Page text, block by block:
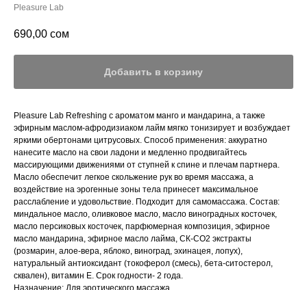
Pleasure Lab
690,00 сом
Добавить в корзину
Pleasure Lab Refreshing с ароматом манго и мандарина, а также
эфирным маслом-афродизиаком лайм мягко тонизирует и возбуждает
яркими обертонами цитрусовых. Способ применения: аккуратно
нанесите масло на свои ладони и медленно продвигайтесь
массирующими движениями от ступней к спине и плечам партнера.
Масло обеспечит легкое скольжение рук во время массажа, а
воздействие на эрогенные зоны тела принесет максимальное
расслабление и удовольствие. Подходит для самомассажа. Состав:
миндальное масло, оливковое масло, масло виноградных косточек,
масло персиковых косточек, парфюмерная композиция, эфирное
масло мандарина, эфирное масло лайма, СК-СО2 экстракты
(розмарин, алое-вера, яблоко, виноград, эхинацея, лопух),
натуральный антиоксидант (токоферол (смесь), бета-ситостерол,
сквален), витамин Е. Срок годности- 2 года.